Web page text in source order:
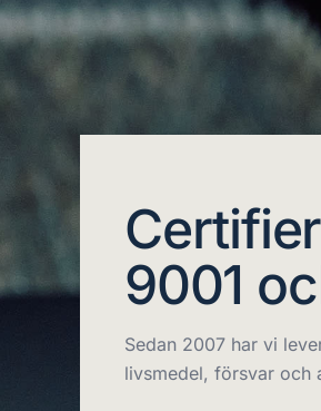
9001
Sedan 2007 har vi
livsmedel, försvar och